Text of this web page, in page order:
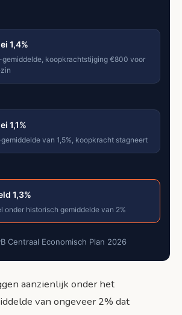
1,4%
gemiddelde, koopkrachtstijging €800 voor
1,1%
van 1,5%, koopkracht stagneert
1,3%
onder historisch gemiddelde van 2%
Centraal Economisch Plan 2026
aanzienlijk onder het
van ongeveer 2% dat